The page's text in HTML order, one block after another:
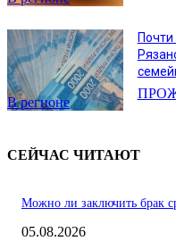
В регионе
СЕЙЧАС ЧИТАЮТ
Можно ли заключить брак
05.08.2026